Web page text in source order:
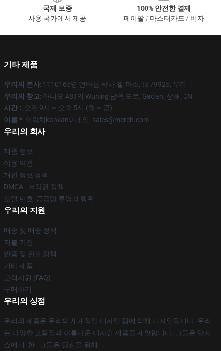
국제 보증
사용 국가에서 제공
100% 안전한 결제
페이팔 / 마스터카드 / 비자
기타 제품
우리의 본사: 1110165명 던바튼 박사 엘 파소, Tx 79925, 우리
우리의 창고: 아니오 488의 Wuning 남쪽 도로, Gao'an, 상해, CN
시간 :: 오전 9시 ~ 오후 5시 (월 ~ 금)
이름 *: 연락처kankan이메일: sales@merch.com
우리의 회사
제품 정보
이용 약관
개인 정보 정책
DMCA - 저작권 정책
모델 번호: 공급망 투명성 행위
우리의 지원
배송 및 배송 정책
지불 기간
반품 및 환불 정책
기타 제품
고객지원 (FAQ)
구매하기
우리의 상점
우리의 제품은 우리의 세계적인 디자인 팀에 의해 디자인됩니다. 우리
는 다양한 고품질과 아름다운 디자인 제품을 제안합니다. 그들은 단지
쇼에 대 한 - 그들은 당신을 위해.